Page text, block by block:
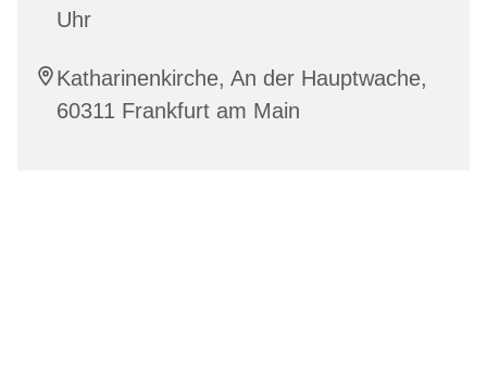
Uhr
Katharinenkirche, An der Hauptwache,
60311 Frankfurt am Main